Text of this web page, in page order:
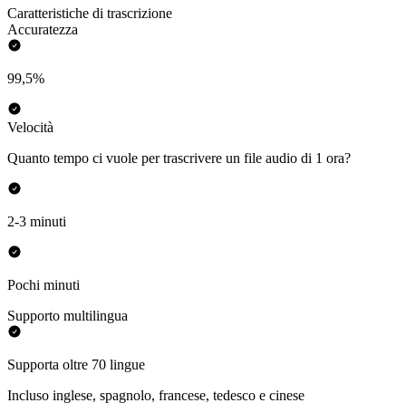
Caratteristiche di trascrizione
Accuratezza
99,5%
Velocità
Quanto tempo ci vuole per trascrivere un file audio di 1 ora?
2-3 minuti
Pochi minuti
Supporto multilingua
Supporta oltre 70 lingue
Incluso inglese, spagnolo, francese, tedesco e cinese